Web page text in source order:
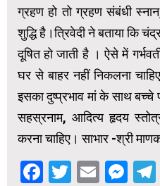
ग्रहण हो तो ग्रहण संबंधी
शुद्धि है।त्रिवेदी ने बताया कि
दूषित हो जाती है । ऐसे में
घर से बाहर नहीं निकलना
इसका दुष्प्रभाव मां के साथ बच्चे
सहस्रनाम, आदित्य हृदय
करना चाहिए। साभार -श्री
Facebook
Twitter
Email